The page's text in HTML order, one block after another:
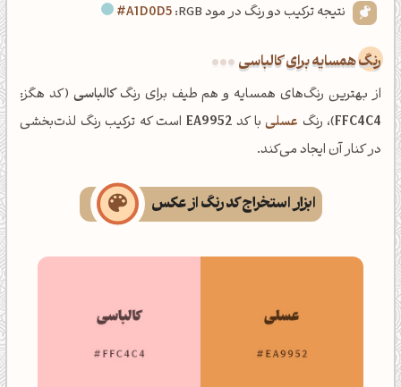
نتیجه ترکیب دو رنگ در مود RGB:
#A1D0D5
رنگ همسایه برای کالباسی
از بهترین رنگ‌های همسایه و هم طیف برای رنگکالباسی (کد هگز:
FFC4C4)، رنگ عسلی با کد EA9952 است که ترکیب رنگ لذت‌بخشی
در کنار آن ایجاد می‌کند.
ابزار استخراج کد رنگ از عکس